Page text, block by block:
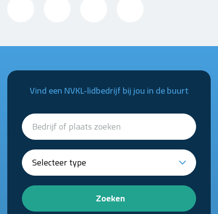
Vind een NVKL-lidbedrijf bij jou in de buurt
Zoeken